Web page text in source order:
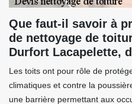
Que faut-il savoir à
de nettoyage de
Durfort Lacapelette,
Les toits ont pour rôle de
climatiques et contre la
une barrière permettant aux